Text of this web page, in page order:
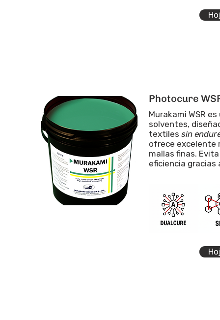
Photocure
Murakami WSR
solventes,
textiles sin
ofrece excelente
mallas finas.
eficiencia gracias